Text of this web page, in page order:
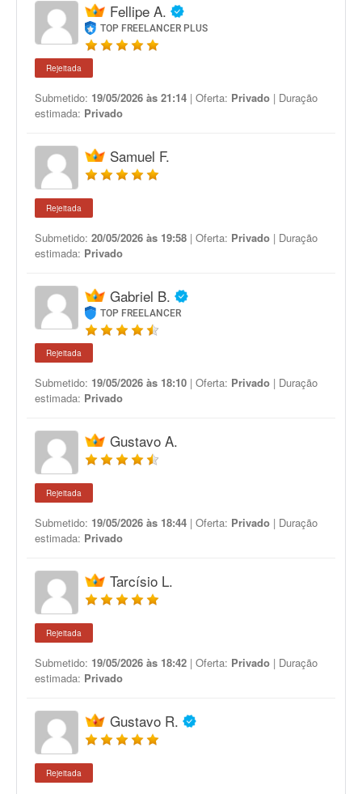
Fellipe A.
TOP FREELANCER PLUS
Rejeitada
Submetido: 19/05/2026 às 21:14 | Oferta: Privado | Duração
estimada: Privado
Samuel F.
Rejeitada
Submetido: 20/05/2026 às 19:58 | Oferta: Privado | Duração
estimada: Privado
Gabriel B.
TOP FREELANCER
Rejeitada
Submetido: 19/05/2026 às 18:10 | Oferta: Privado | Duração
estimada: Privado
Gustavo A.
Rejeitada
Submetido: 19/05/2026 às 18:44 | Oferta: Privado | Duração
estimada: Privado
Tarcísio L.
Rejeitada
Submetido: 19/05/2026 às 18:42 | Oferta: Privado | Duração
estimada: Privado
Gustavo R.
Rejeitada